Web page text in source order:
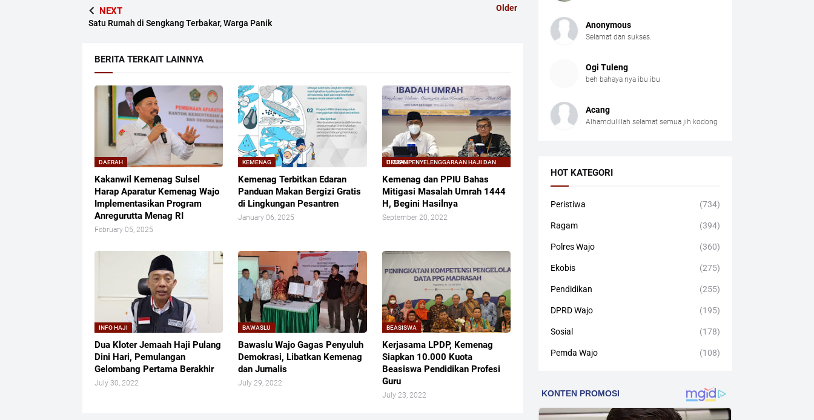
NEXT
Satu Rumah di Sengkang Terbakar, Warga Panik
Older
BERITA TERKAIT LAINNYA
DAERAH
Kakanwil Kemenag Sulsel
Harap Aparatur Kemenag Wajo
Implementasikan Program
Anregurutta Menag RI
February 05, 2025
KEMENAG
Kemenag Terbitkan Edaran
Panduan Makan Bergizi Gratis
di Lingkungan Pesantren
January 06, 2025
DITJEN PENYELENGGARAAN HAJI DAN UMRAH
Kemenag dan PPIU Bahas
Mitigasi Masalah Umrah 1444
H, Begini Hasilnya
September 20, 2022
INFO HAJI
Dua Kloter Jemaah Haji Pulang
Dini Hari, Pemulangan
Gelombang Pertama Berakhir
July 30, 2022
BAWASLU
Bawaslu Wajo Gagas Penyuluh
Demokrasi, Libatkan Kemenag
dan Jurnalis
July 29, 2022
BEASISWA
Kerjasama LPDP, Kemenag
Siapkan 10.000 Kuota
Beasiswa Pendidikan Profesi
Guru
July 23, 2022
Anonymous
Selamat dan sukses.
Ogi Tuleng
beh bahaya nya ibu ibu
Acang
Alhamdulillah selamat semua jih kodong
HOT KATEGORI
Peristiwa (734)
Ragam (394)
Polres Wajo (360)
Ekobis (275)
Pendidikan (255)
DPRD Wajo (195)
Sosial (178)
Pemda Wajo (108)